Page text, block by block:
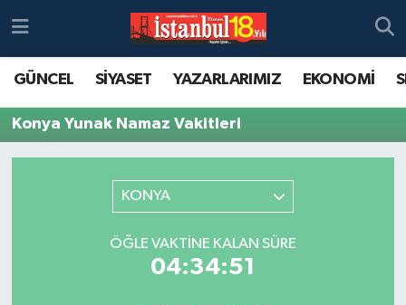
GÜNCEL SİYASET YAZARLARIMIZ EKONOMİ
Konya Yunak Namaz Vakitleri
KONYA
ÖĞLE VAKTINE KALAN SÜRE
04:34:51